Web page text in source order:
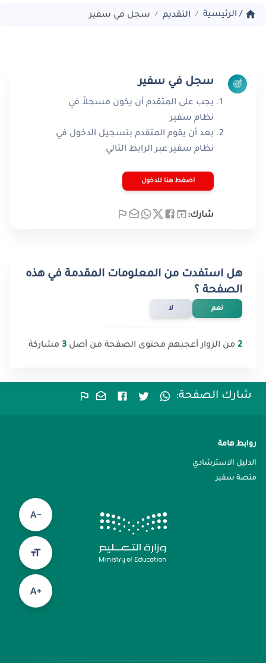
home
/ الرئيسية / التقديم / سجل في سفير
سجل في سفير
يجب على المتقدم أن يكون مسجلاً في
نظام سفير
بعد أن يقوم المتقدم بتسجيل الدخول في
نظام سفير عبر الرابط التالي​
اضغط هنا للدخول
شارك:
هل استفدت من المعلومات المقدمة في هذه
الصفحة ؟
نعم لا
2 من الزوار أعجبهم محتوى الصفحة من أصل 3 مشاركة
شارك الصفحة:
روابط هامة
الدليل الاسترشادي
منصة سفير